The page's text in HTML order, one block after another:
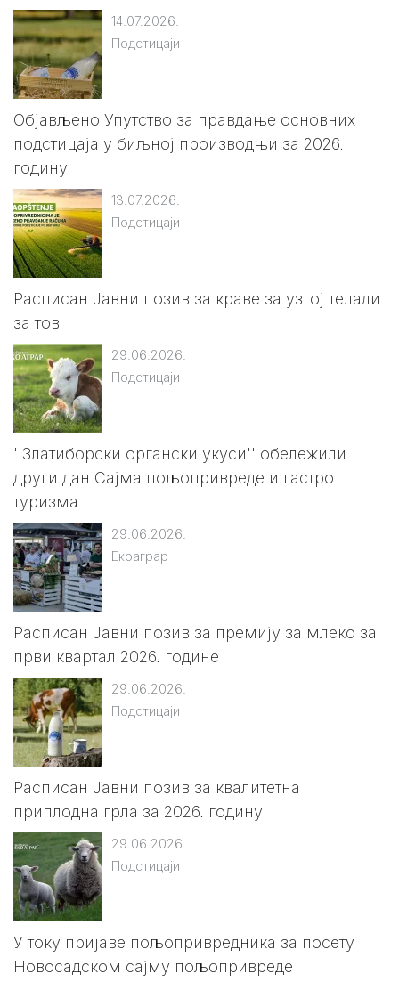
14.07.2026.
Подстицаји
Објављено Упутство за правдање основних
подстицаја у биљној производњи за 2026.
годину
13.07.2026.
Подстицаји
Расписан Jавни позив за краве за узгој телади
за тов
29.06.2026.
Подстицаји
''Златиборски органски укуси'' обележили
други дан Сајма пољопривреде и гастро
туризма
29.06.2026.
Екоаграр
Расписан Јавни позив за премију за млеко за
први квартал 2026. године
29.06.2026.
Подстицаји
Расписан Јавни позив за квалитетна
приплодна грла за 2026. годину
29.06.2026.
Подстицаји
У току пријаве пољопривредника за посету
Новосадском сајму пољопривреде